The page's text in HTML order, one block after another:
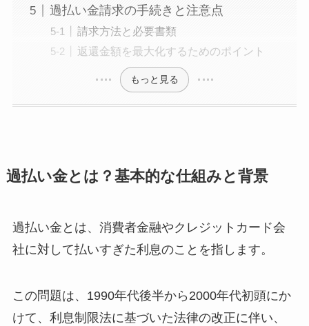
過払い金請求の手続きと注意点
請求方法と必要書類
返還金額を最大化するためのポイント
もっと見る
過払い金とは？基本的な仕組みと背景
過払い金とは、消費者金融やクレジットカード会
社に対して払いすぎた利息のことを指します。
この問題は、1990年代後半から2000年代初頭にか
けて、利息制限法に基づいた法律の改正に伴い、